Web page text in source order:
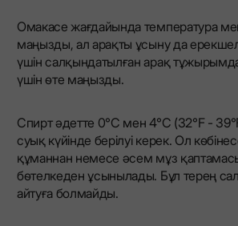
Омакасе жағдайында температура мен
маңызды, ал арақты ұсыну да
үшін салқындатылған арақ
үшін өте маңызды.
Спирт әдетте 0°C мен 4°C (32°F -
суық күйінде берілуі керек. Ол
құманнан немесе әсем мұз
бөтелкеден ұсынылады. Бұл терең
айтуға болмайды.